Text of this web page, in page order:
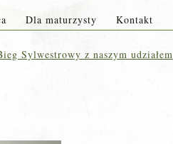
Dla maturzysty Kontakt
Sylwestrowy z naszym udziałem